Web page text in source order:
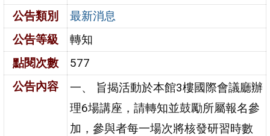
公告類別
最新消息
公告等級
轉知
點閱次數
577
公告內容
一、 旨揭活動於本館3樓國際會議廳辦
理6場講座，請轉知並鼓勵所屬報名參
加，參與者每一場次將核發研習時數